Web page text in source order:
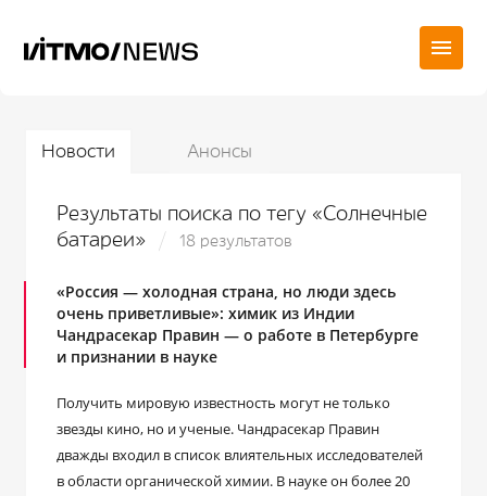
Новости Анонсы
Результаты поиска по тегу «Солнечные
батареи»
18 результатов
«Россия — холодная страна, но люди здесь
очень приветливые»: химик из Индии
Чандрасекар Правин — о работе в Петербурге
и признании в науке
Получить мировую известность могут не только
звезды кино, но и ученые. Чандрасекар Правин
дважды входил в список влиятельных исследователей
в области органической химии. В науке он более 20